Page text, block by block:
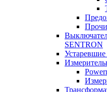
SENTRON